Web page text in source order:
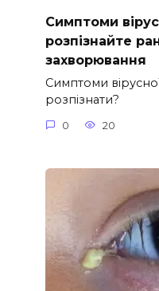
Симптоми
розпізнайте
захворювання
Симптоми вірусної
розпізнати?
0 20